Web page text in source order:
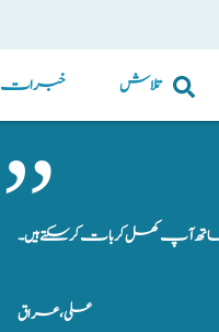
خبرات تلاش
آپ کھل کر بات کر سکتے ہیں۔
علی، عراق